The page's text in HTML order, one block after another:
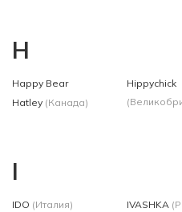
H
Happy Bear
Hatley (Канада)
Hippychick
I
IDO (Италия) IVASHKA